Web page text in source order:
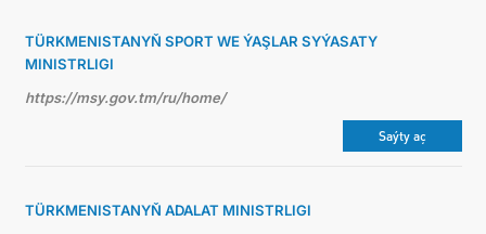
TÜRKMENISTANYŇ SPORT WE ÝAŞLAR SYÝASATY
MINISTRLIGI
https://msy.gov.tm/ru/home/
Saýty aç
TÜRKMENISTANYŇ ADALAT MINISTRLIGI